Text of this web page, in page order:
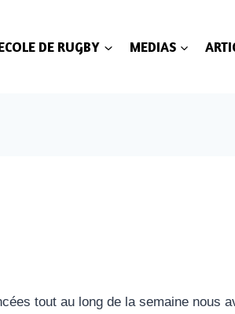
DE RUGBY MEDIAS
tout au long de la semaine nous